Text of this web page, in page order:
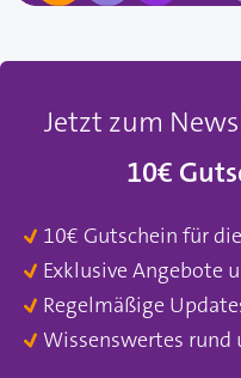
Jetzt zum
10€
10€ Gutschein für
Exklusive Angebote
Regelmäßige
Wissenswertes rund